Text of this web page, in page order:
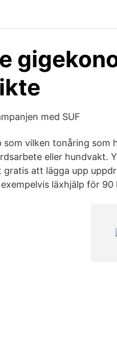
med SUF
vilken tonåring som
eller hundvakt.
att lägga upp
läxhjälp för 90